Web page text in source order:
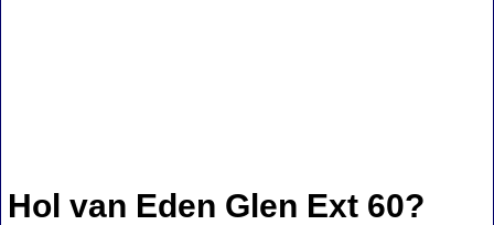
Hol van Eden Glen Ext 60?